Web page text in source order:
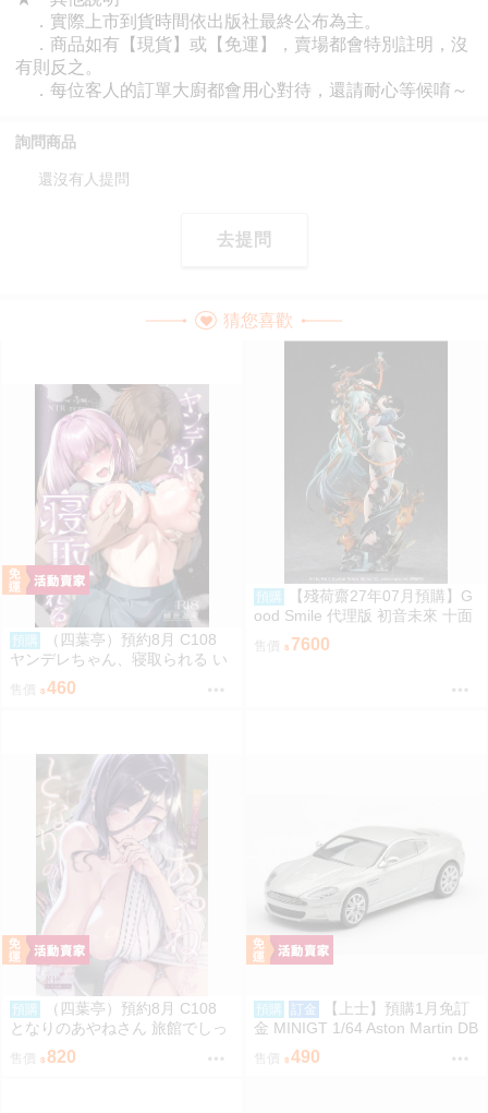
詢問商品
還沒有人提問
去提問
猜您喜歡
預購
（四葉亭）預約8月 C108
ヤンデレちゃん、寝取られる い
つきけいせい
460
預購
【殘荷齋27年07月預購】G
ood Smile 代理版 初音未來 十面
埋伏Ver. 1/7 PVC完成品 再販 09
7600
預購
（四葉亭）預約8月 C108
となりのあやねさん 旅館でしっ
ぽり編 ヘリを
售價 820
預購 訂金
【上士】預購1月免訂
金 MINIGT 1/64 Aston Martin DB
S 2008 銀2008 左駕吊卡 39672
0809
售價 490